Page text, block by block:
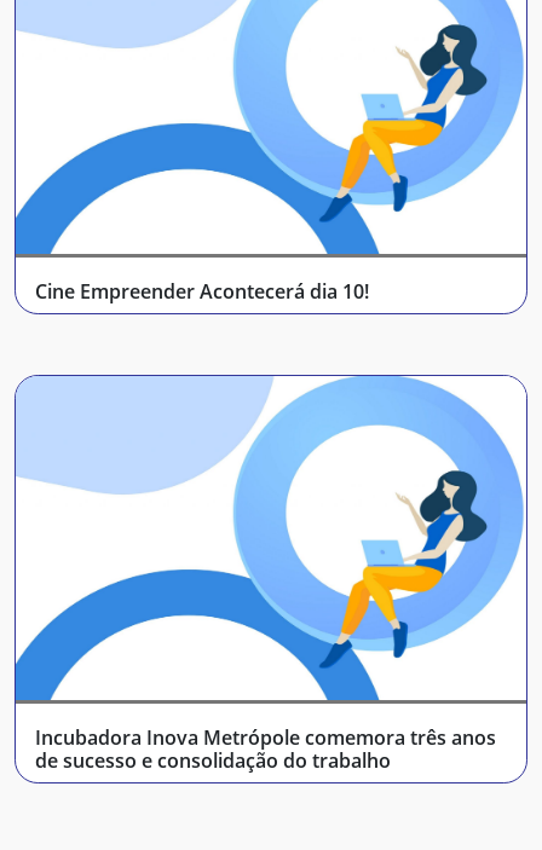
Cine Empreender Acontecerá dia 10!
Incubadora Inova Metrópole comemora três anos
de sucesso e consolidação do trabalho